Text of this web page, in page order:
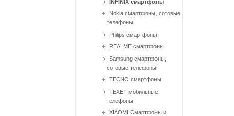
INFINIX смартфоны
Nokia смартфоны, сотовые
телефоны
Philips смартфоны
REALME смартфоны
Samsung смартфоны,
сотовые телефоны
TECNO смартфоны
TEXET мобильные
телефоны
XIAOMI Смартфоны и